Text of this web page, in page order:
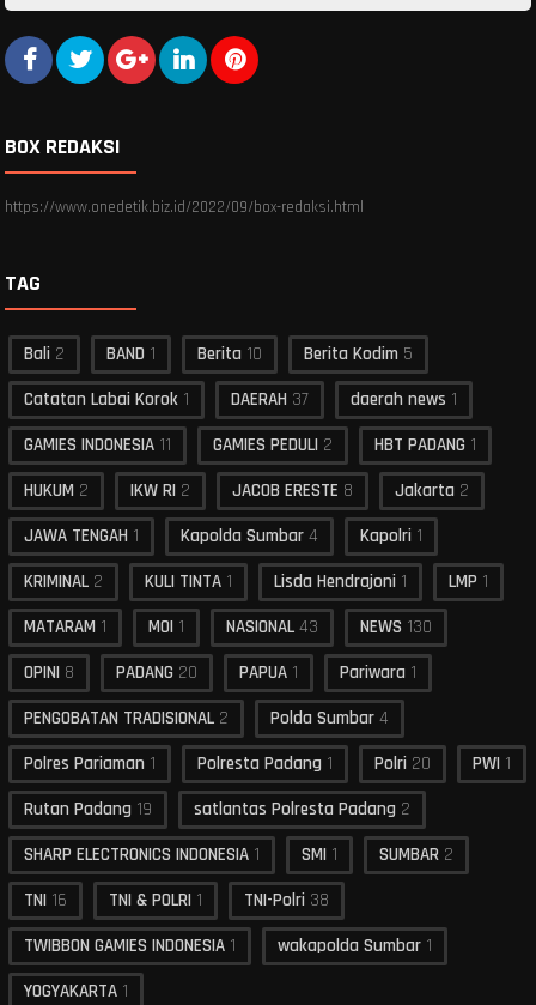
BOX REDAKSI
https://www.onedetik.biz.id/2022/09/box-redaksi.html
TAG
Bali 2 BAND 1 Berita 10 Berita Kodim 5
Catatan Labai Korok 1 DAERAH 37 daerah news 1
GAMIES INDONESIA 11 GAMIES PEDULI 2 HBT PADANG 1
HUKUM 2 IKW RI 2 JACOB ERESTE 8 Jakarta 2
JAWA TENGAH 1 Kapolda Sumbar 4 Kapolri 1
KRIMINAL 2 KULI TINTA 1 Lisda Hendrajoni 1 LMP 1
MATARAM 1 MOI 1 NASIONAL 43 NEWS 130
OPINI 8 PADANG 20 PAPUA 1 Pariwara 1
PENGOBATAN TRADISIONAL 2 Polda Sumbar 4
Polres Pariaman 1 Polresta Padang 1 Polri 20 PWI 1
Rutan Padang 19 satlantas Polresta Padang 2
SHARP ELECTRONICS INDONESIA 1 SMI 1 SUMBAR 2
TNI 16 TNI & POLRI 1 TNI-Polri 38
TWIBBON GAMIES INDONESIA 1 wakapolda Sumbar 1
YOGYAKARTA 1